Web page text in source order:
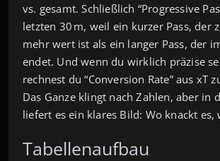
vs. gesamt. Schließlich “Progressive
letzten 30 m, weil ein kurzer Pass, der
mehr wert ist als ein langer Pass, der
endet. Und wenn du wirklich präzise
rechnest du “Conversion Rate” aus xT
Das Ganze klingt nach Zahlen, aber in
liefert es ein klares Bild: Wo knackt es,
Tabellenaufbau